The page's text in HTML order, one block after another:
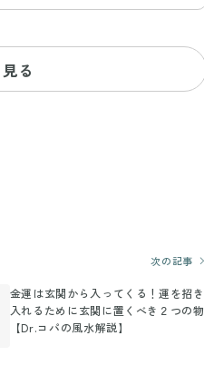
る
次の記事
金運は玄関から入ってくる！運を招き
入れるために玄関に置くべき２つの物
【Dr.コパの風水解説】